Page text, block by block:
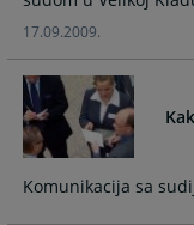
17.09.2009.
Komunikacija sa